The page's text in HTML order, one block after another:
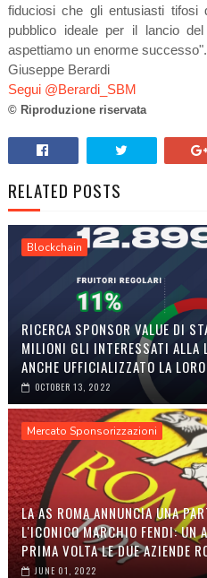
fiduciosi che gli entusiasti tifosi
pubblico ideale per il lancio
aspettiamo un enorme successo".
Giuseppe Berardi
Segui @Berardi_SBM
© Riproduzione riservata
RELATED POSTS
Blockchain
RICERCA SPONSOR VALUE DI
MILIONI GLI INTERESSATI ALLA
ANCHE UFFICIALIZZATO LA
OCTOBER 13, 2022
Mercato Sponsorizzazioni
LA AS ROMA ANNUNCIA UNA
L'ICONICO MARCHIO FENDI: UN
PRIMA VOLTA LE DUE AZIENDE
JUNE 01, 2022